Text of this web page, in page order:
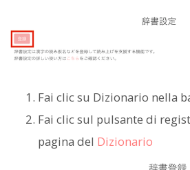
Fai clic su Dizionario nella
Fai clic sul pulsante di
pagina del Dizionario